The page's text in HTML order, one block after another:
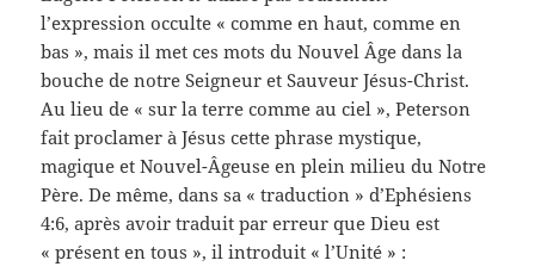
l’expression occulte « comme en haut, comme en
bas », mais il met ces mots du Nouvel Âge dans la
bouche de notre Seigneur et Sauveur Jésus-Christ.
Au lieu de « sur la terre comme au ciel », Peterson
fait proclamer à Jésus cette phrase mystique,
magique et Nouvel-Âgeuse en plein milieu du Notre
Père. De même, dans sa « traduction » d’Ephésiens
4:6, après avoir traduit par erreur que Dieu est
« présent en tous », il introduit « l’Unité » :